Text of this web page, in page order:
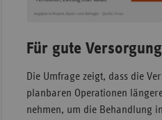
Für gute
Die Umfrage zeigt, dass die
planbaren Operationen
nehmen, um die Behandlung